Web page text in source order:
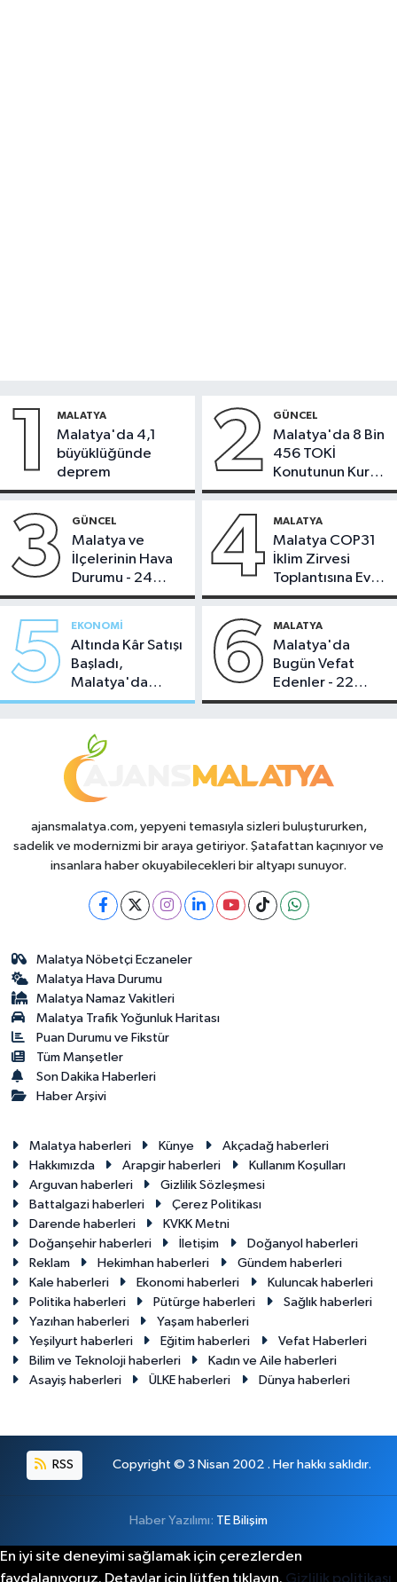
1 MALATYA
Malatya'da 4,1
büyüklüğünde
deprem
2 GÜNCEL
Malatya'da 8 Bin
456 TOKİ
Konutunun Kurası
Bugün Çekiliyor
3 GÜNCEL
Malatya ve
İlçelerinin Hava
Durumu - 24
Temmuz 2026
4 MALATYA
Malatya COP31
İklim Zirvesi
Toplantısına Ev
Sahipliği Yaptı
5 EKONOMI
Altında Kâr Satışı
Başladı,
Malatya'da
Makas Ne
6 MALATYA
Malatya'da
Bugün Vefat
Edenler - 22
Temmuz 2026
ajansmalatya.com, yepyeni temasıyla sizleri buluştururken,
sadelik ve modernizmi bir araya getiriyor. Şatafattan kaçınıyor ve
insanlara haber okuyabilecekleri bir altyapı sunuyor.
Malatya Nöbetçi Eczaneler
Malatya Hava Durumu
Malatya Namaz Vakitleri
Malatya Trafik Yoğunluk Haritası
Puan Durumu ve Fikstür
Tüm Manşetler
Son Dakika Haberleri
Haber Arşivi
Malatya haberleri Künye
Akçadağ haberleri
Hakkımızda
Arapgir haberleri
Kullanım Koşulları
Arguvan haberleri
Gizlilik Sözleşmesi
Battalgazi haberleri
Çerez Politikası
Darende haberleri
KVKK Metni
Doğanşehir haberleri
İletişim
Doğanyol haberleri
Reklam
Hekimhan haberleri
Gündem haberleri
Kale haberleri
Ekonomi haberleri
Kuluncak haberleri
Politika haberleri
Pütürge haberleri
Sağlık haberleri
Yazıhan haberleri
Yaşam haberleri
Yeşilyurt haberleri
Eğitim haberleri
Vefat Haberleri
Bilim ve Teknoloji haberleri
Kadın ve Aile haberleri
Asayiş haberleri
ÜLKE haberleri Dünya haberleri
RSS Copyright © 3 Nisan 2002 . Her hakkı saklıdır.
Haber Yazılımı: TE Bilişim
En iyi site deneyimi sağlamak için çerezlerden
faydalanıyoruz. Detaylar için lütfen tıklayın. Gizlilik politikası